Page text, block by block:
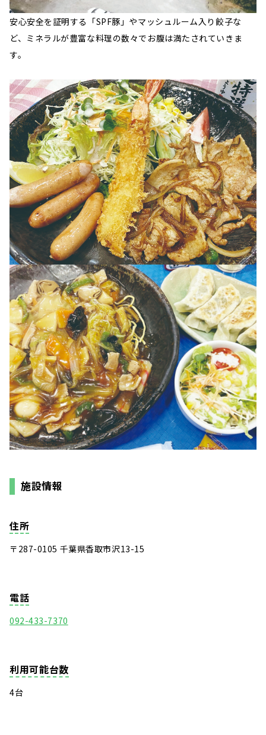
安心安全を証明する「SPF豚」やマッシュルーム入り餃子な
ど、ミネラルが豊富な料理の数々でお腹は満たされていきま
す。
施設情報
住所
〒287-0105 千葉県香取市沢13-15
電話
092-433-7370
利用可能台数
4台